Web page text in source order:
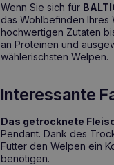
Wenn Sie sich für
das Wohlbefinden Ihres
hochwertigen Zutaten
an Proteinen und
wählerischsten Welpen.
Interessante
Das getrocknete
Pendant. Dank des
Futter den Welpen ein
benötigen.